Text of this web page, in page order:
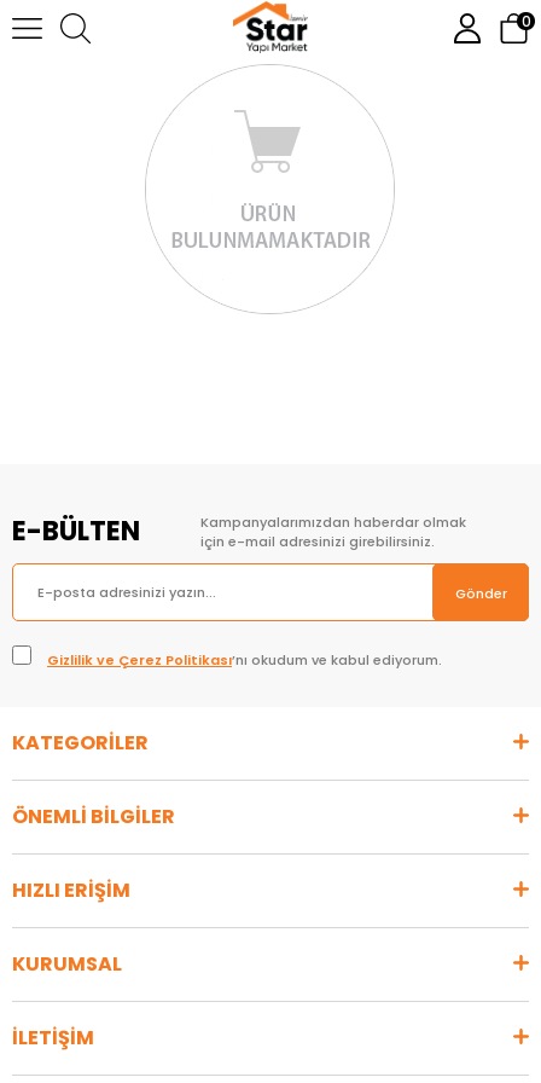
0
E-BÜLTEN
Kampanyalarımızdan haberdar olmak
için e-mail adresinizi girebilirsiniz.
Gönder
Gizlilik ve Çerez Politikası’nı okudum ve kabul ediyorum.
KATEGORİLER
ÖNEMLİ BİLGİLER
HIZLI ERİŞİM
KURUMSAL
İLETİŞİM